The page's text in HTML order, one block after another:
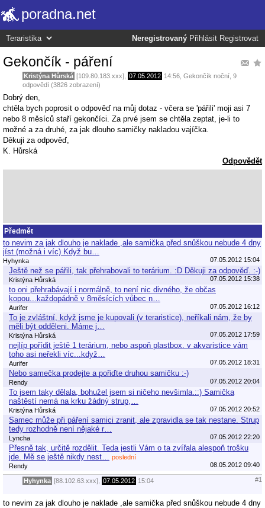
poradna.net
Neregistrovaný Přihlásit Registrovat
Gekončík - páření
Kristýna Hůrská [109.80.183.xxx], 07.05.2012 14:56 Gekončík noční , 9
odpovědí (3826 zobrazení)
Dobrý den,
chtěla bych poprosit o odpověď na můj dotaz - včera se 'pářili' moji asi 7
nebo 8 měsíců staří gekončíci. Za prvé jsem se chtěla zeptat, je-li to
možné a za druhé, za jak dlouho samičky nakladou vajíčka.
Děkuji za odpověď,
K. Hůrská
Odpovědět
Předmět
to nevim za jak dlouho je naklade ,ale samička před snůškou nebude 4 dny
jíst (možná i víc) Když bu…
Hyhynka 07.05.2012 15:04
Ještě než se pářili, tak přehrabovali to terárium. :D Děkuji za odpověď. :-)
Kristýna Hůrská 07.05.2012 15:38
to oni přehrabávají i normálně, to není nic divného, že občas
kopou...každopádně v 8měsících vůbec n…
Aurifer 07.05.2012 16:12
To je zvláštní, když jsme je kupovali (v teraristice), neříkali nám, že by
měli být odděleni. Máme j…
Kristýna Hůrská 07.05.2012 17:59
nejlíp pořídit ještě 1 terárium, nebo aspoň plastbox. v akvaristice vám
toho asi neřekli víc...když…
Aurifer 07.05.2012 18:31
Nebo samečka prodejte a pořiďte druhou samičku :-)
Rendy 07.05.2012 20:04
To jsem taky dělala, bohužel jsem si ničeho nevšimla.::) Samička
naštěstí nemá na krku žádný strup,…
Kristýna Hůrská 07.05.2012 20:52
Samec může při páření samici zranit, ale zpravidla se tak nestane. Strup
tedy rozhodně není nějaké r…
Lyncha 07.05.2012 22:20
Přesně tak, určitě rozdělit. Teda jestli Vám o ta zvířala alespoň trošku
jde. Mě se ještě nikdy nest…
poslední
Rendy
08.05.2012 09:40
Hyhynka [88.102.63.xxx], 07.05.2012 15:04 #1
to nevim za jak dlouho je naklade ,ale samička před snůškou nebude 4 dny